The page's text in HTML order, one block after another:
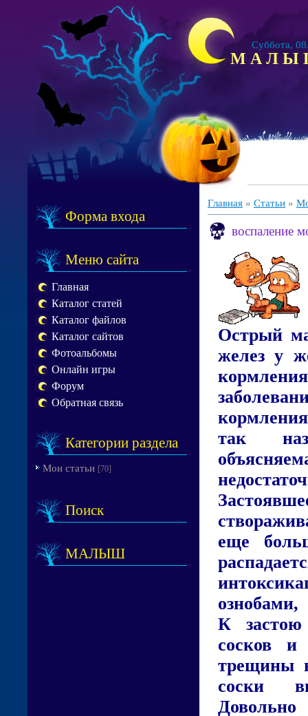
М А Л Ы
Суббота,
Форма входа
Меню сайта
Главная
Каталог статей
Каталог файлов
Каталог сайтов
Фотоальбомы
Онлайн игры
Форум
Обратная связь
Категории раздела
Мои статьи [70]
Поиск
МАЛЫШ
Главная » Статьи »
воспаление
Острый
желез у
так
еще
ознобами,
К застою
сосков
трещины
соски
Довольно